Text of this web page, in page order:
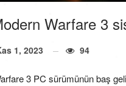
Warfare 3
1, 2023 94
3 PC sürümünün baş